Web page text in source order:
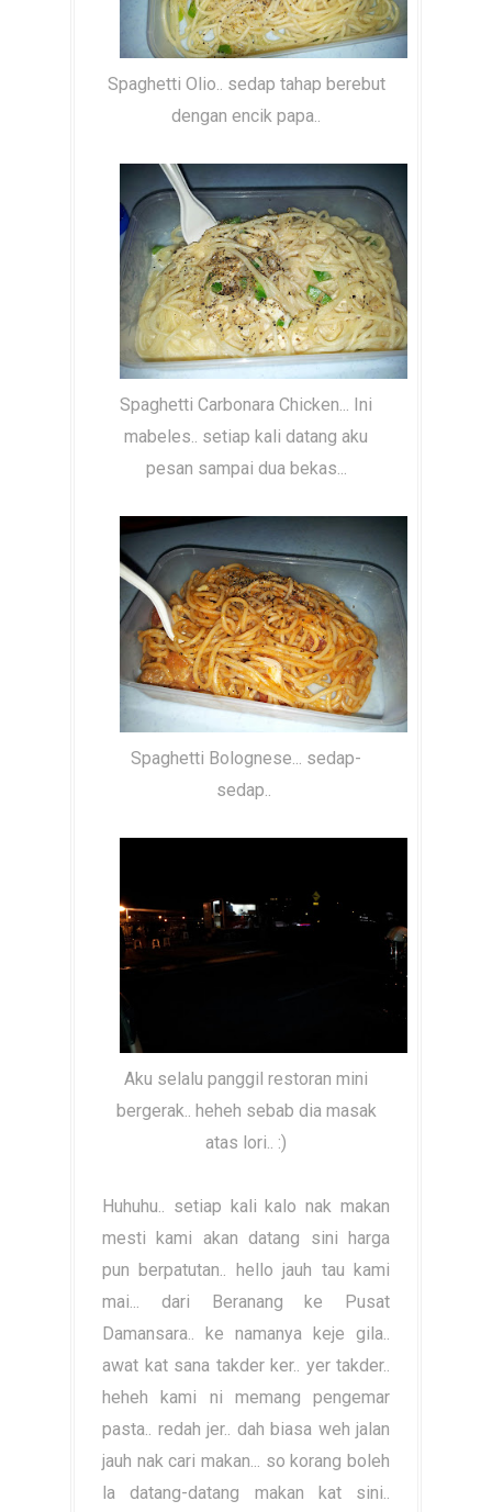
Spaghetti Olio.. sedap tahap berebut
dengan encik papa..
Spaghetti Carbonara Chicken... Ini
mabeles.. setiap kali datang aku
pesan sampai dua bekas...
Spaghetti Bolognese... sedap-
sedap..
Aku selalu panggil restoran mini
bergerak.. heheh sebab dia masak
atas lori.. :)
Huhuhu.. setiap kali kalo nak makan
mesti kami akan datang sini harga
pun berpatutan.. hello jauh tau kami
mai... dari Beranang ke Pusat
Damansara.. ke namanya keje gila..
awat kat sana takder ker.. yer takder..
heheh kami ni memang pengemar
pasta.. redah jer.. dah biasa weh jalan
jauh nak cari makan... so korang boleh
la datang-datang makan kat sini..